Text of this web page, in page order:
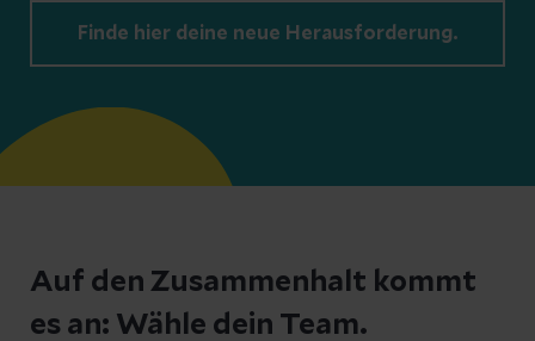
Finde hier deine neue Herausforderung.
Auf den Zusammenhalt kommt
es an: Wähle dein Team.